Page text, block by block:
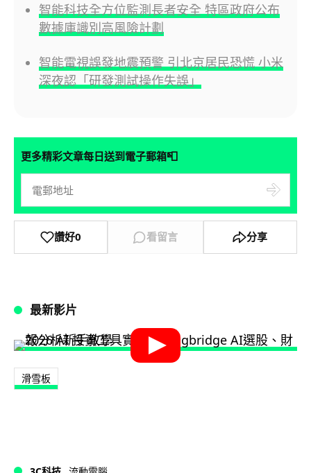
智能科技全方位監測長者安全 特區政府公布
數據庫識別高風險計劃
智能電視誤發地震預警 引北京居民恐慌 小米
深夜認「研發測試操作失誤」
更多精彩文章每日送到電子郵箱📮
讚好0 看留言 分享
最新影片
滑雪板